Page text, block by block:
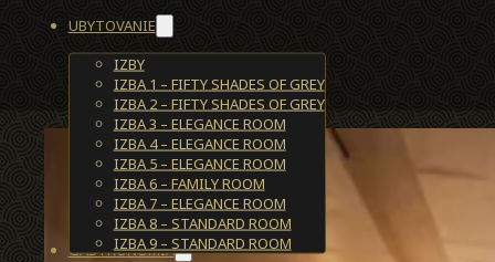
UBYTOVANIE
IZBY
IZBA 1 – FIFTY SHADES OF GREY
IZBA 2 – FIFTY SHADES OF GREY
IZBA 3 – ELEGANCE ROOM
IZBA 4 – ELEGANCE ROOM
IZBA 5 – ELEGANCE ROOM
IZBA 6 – FAMILY ROOM
IZBA 7 – ELEGANCE ROOM
IZBA 8 – STANDARD ROOM
IZBA 9 – STANDARD ROOM
GASTRONÓMIA